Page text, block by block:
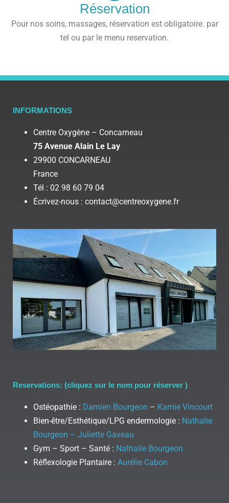
Réservation
Pour nos soins, massages, réservation est obligatoire. par
tel ou par le menu reservation.
INFORMATIONS
Centre Oxygène – Concarneau
75 Avenue Alain Le Lay
29900 CONCARNEAU
France
Tél : 02 98 60 79 04
Écrivez-nous : contact@centreoxygene.fr
Reservations: (cliquez sur le nom pour réserver )
Ostéopathie : Damien Bourgeon – Kamie Vincourt
Bien-être/Esthétique/LPG endermologie : Nathalie
Bourgeon – Juliette Gaveau
Gym – Sport – Santé : Nathalie Bourgeon
Réflexologie Plantaire : Aurélie Cabon